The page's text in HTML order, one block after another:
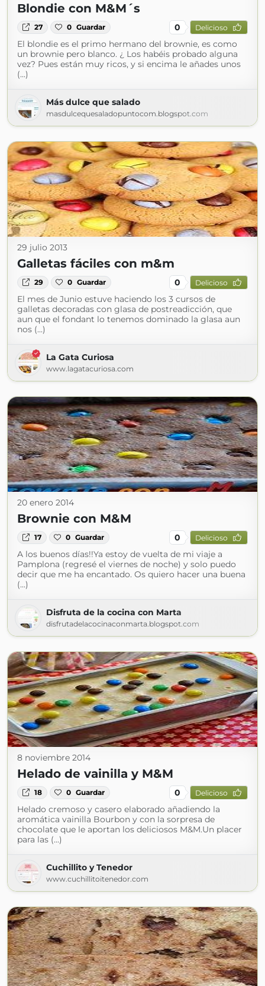
Blondie con M&M´s
27 0 Guardar 0 Delicioso
El blondie es el primo hermano del brownie, es como
un brownie pero blanco. ¿ Los habéis probado alguna
vez? Pues están muy ricos, y si encima le añades unos
(...)
Más dulce que salado
masdulcequesaladopuntocom.blogspot.com
29 julio 2013
Galletas fáciles con m&m
29 0 Guardar 0 Delicioso
El mes de Junio estuve haciendo los 3 cursos de
galletas decoradas con glasa de postreadicción, que
aun que el fondant lo tenemos dominado la glasa aun
nos (...)
La Gata Curiosa
www.lagatacuriosa.com
20 enero 2014
Brownie con M&M
17 0 Guardar 0 Delicioso
A los buenos días!!Ya estoy de vuelta de mi viaje a
Pamplona (regresé el viernes de noche) y solo puedo
decir que me ha encantado. Os quiero hacer una buena
(...)
Disfruta de la cocina con Marta
disfrutadelacocinaconmarta.blogspot.com
8 noviembre 2014
Helado de vainilla y M&M
18 0 Guardar 0 Delicioso
Helado cremoso y casero elaborado añadiendo la
aromática vainilla Bourbon y con la sorpresa de
chocolate que le aportan los deliciosos M&M.Un placer
para las (...)
Cuchillito y Tenedor
www.cuchillitoitenedor.com